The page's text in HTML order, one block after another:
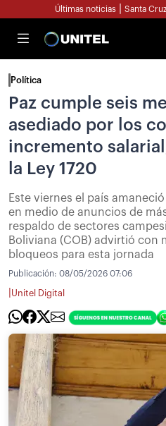
Últimas noticias Santa
Política
Paz cumple seis
asediado por los
incremento
la Ley 1720
Este viernes el país
en medio de anuncios de
respaldo de sectores
Boliviana (COB) advirtió con
bloqueos para esta jornada
Publicación: 08/05/2026 07:06
Unitel Digital